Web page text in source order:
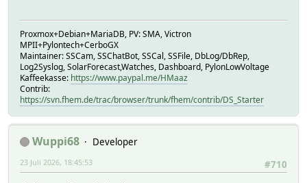
Proxmox+Debian+MariaDB, PV: SMA, Victron
MPII+Pylontech+CerboGX
Maintainer: SSCam, SSChatBot, SSCal, SSFile, DbLog/DbRep,
Log2Syslog, SolarForecast,Watches, Dashboard, PylonLowVoltage
Kaffeekasse: https://www.paypal.me/HMaaz
Contrib:
https://svn.fhem.de/trac/browser/trunk/fhem/contrib/DS_Starter
Wuppi68
Developer
#710
23 Juli 2026, 18:45:53